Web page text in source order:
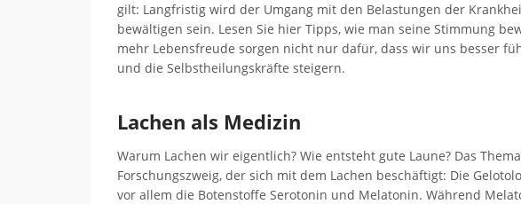
gilt: Langfristig wird der Umgang mit den Belastungen der
bewältigen sein. Lesen Sie hier Tipps, wie man seine Stimmung
mehr Lebensfreude sorgen nicht nur dafür, dass wir uns besser
und die Selbstheilungskräfte steigern.
Lachen als Medizin
Warum Lachen wir eigentlich? Wie entsteht gute Laune? Das
Forschungszweig, der sich mit dem Lachen beschäftigt: Die
vor allem die Botenstoffe Serotonin und Melatonin. Während